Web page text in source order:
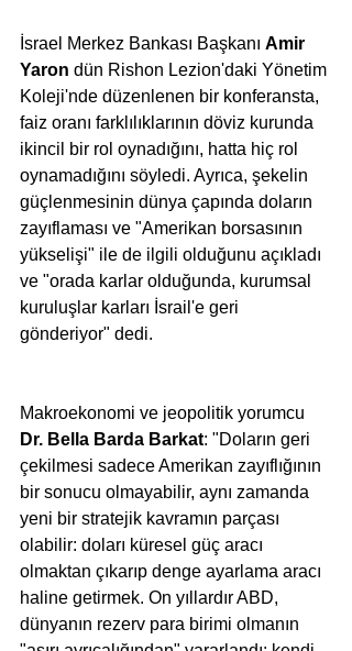
İsrael Merkez Bankası Başkanı Amir
Yaron dün Rishon Lezion'daki Yönetim
Koleji'nde düzenlenen bir konferansta,
faiz oranı farklılıklarının döviz kurunda
ikincil bir rol oynadığını, hatta hiç rol
oynamadığını söyledi. Ayrıca, şekelin
güçlenmesinin dünya çapında doların
zayıflaması ve "Amerikan borsasının
yükselişi" ile de ilgili olduğunu açıkladı
ve "orada karlar olduğunda, kurumsal
kuruluşlar karları İsrail'e geri
gönderiyor" dedi.
Makroekonomi ve jeopolitik yorumcu
Dr. Bella Barda Barkat: "Doların geri
çekilmesi sadece Amerikan zayıflığının
bir sonucu olmayabilir, aynı zamanda
yeni bir stratejik kavramın parçası
olabilir: doları küresel güç aracı
olmaktan çıkarıp denge ayarlama aracı
haline getirmek. On yıllardır ABD,
dünyanın rezerv para birimi olmanın